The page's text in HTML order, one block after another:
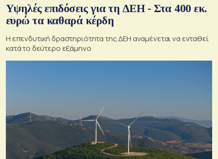
Υψηλές επιδόσεις για τη ΔΕΗ - Στα 400 εκ.
ευρώ τα καθαρά κέρδη
Η επενδυτική δραστηριότητα της ΔΕΗ αναμένεται να ενταθεί
κατά το δεύτερο εξάμηνο